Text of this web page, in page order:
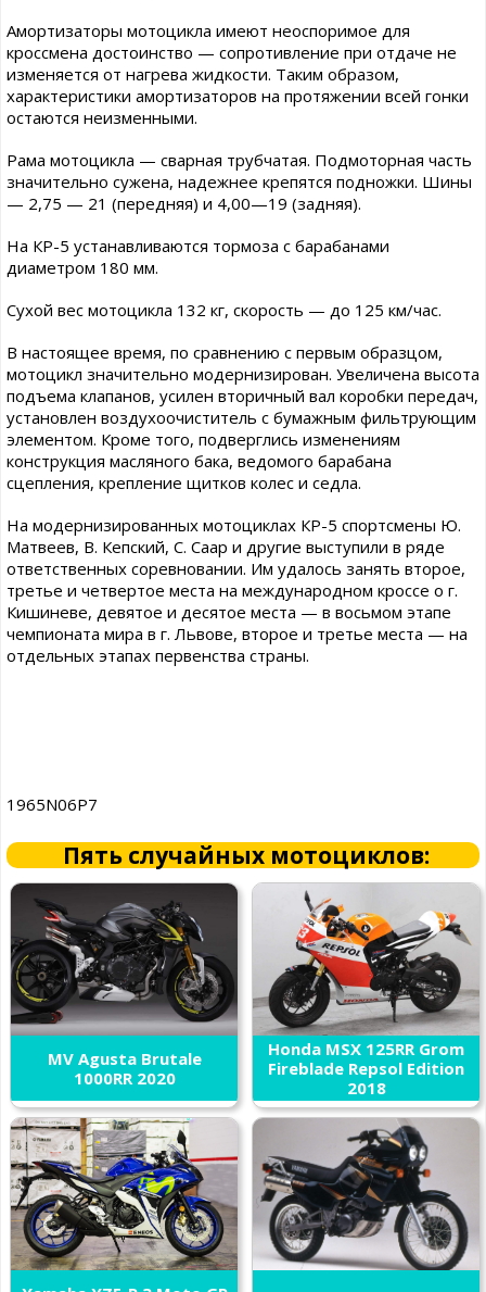
Амортизаторы мотоцикла имеют неоспоримое для
кроссмена достоинство — сопротивление при отдаче не
изменяется от нагрева жидкости. Таким образом,
характеристики амортизаторов на протяжении всей гонки
остаются неизменными.
Рама мотоцикла — сварная трубчатая. Подмоторная часть
значительно сужена, надежнее крепятся подножки. Шины
— 2,75 — 21 (передняя) и 4,00—19 (задняя).
На КР-5 устанавливаются тормоза с барабанами
диаметром 180 мм.
Сухой вес мотоцикла 132 кг, скорость — до 125 км/час.
В настоящее время, по сравнению с первым образцом,
мотоцикл значительно модернизирован. Увеличена высота
подъема клапанов, усилен вторичный вал коробки передач,
установлен воздухоочиститель с бумажным фильтрующим
элементом. Кроме того, подверглись изменениям
конструкция масляного бака, ведомого барабана
сцепления, крепление щитков колес и седла.
На модернизированных мотоциклах КР-5 спортсмены Ю.
Матвеев, В. Кепский, С. Саар и другие выступили в ряде
ответственных соревновании. Им удалось занять второе,
третье и четвертое места на международном кроссе о г.
Кишиневе, девятое и десятое места — в восьмом этапе
чемпионата мира в г. Львове, второе и третье места — на
отдельных этапах первенства страны.
1965N06P7
Пять случайных мотоциклов:
MV Agusta Brutale
1000RR 2020
Honda MSX 125RR Grom
Fireblade Repsol Edition
2018